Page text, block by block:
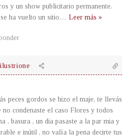
y un show publicitario permanente.
ha vuelto un sitio … Leer más »
peces gordos se hizo el maje, te llevás
no condenaste el caso Flores y todos
, basura , un dia pasaste a la par mia y
e inútil , no valía la pena decirte tus